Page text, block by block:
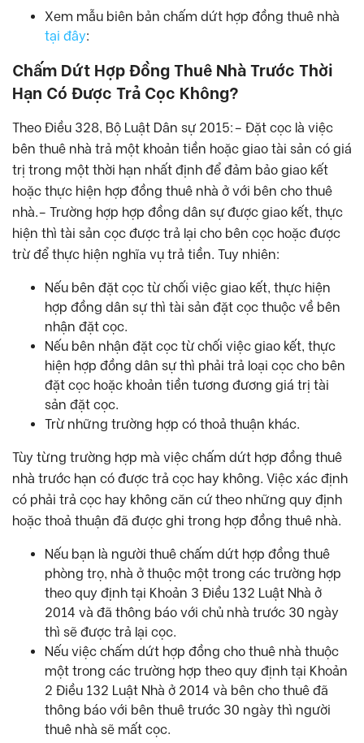
Xem mẫu biên bản chấm dứt hợp đồng thuê nhà
tại đây:
Chấm Dứt Hợp Đồng Thuê Nhà Trước Thời
Hạn Có Được Trả Cọc Không?
Theo Điều 328, Bộ Luật Dân sự 2015:– Đặt cọc là việc
bên thuê nhà trả một khoản tiền hoặc giao tài sản có giá
trị trong một thời hạn nhất định để đảm bảo giao kết
hoặc thực hiện hợp đồng thuê nhà ở với bên cho thuê
nhà.– Trường hợp hợp đồng dân sự được giao kết, thực
hiện thì tài sản cọc được trả lại cho bên cọc hoặc được
trừ để thực hiện nghĩa vụ trả tiền. Tuy nhiên:
Nếu bên đặt cọc từ chối việc giao kết, thực hiện
hợp đồng dân sự thì tài sản đặt cọc thuộc về bên
nhận đặt cọc.
Nếu bên nhận đặt cọc từ chối việc giao kết, thực
hiện hợp đồng dân sự thì phải trả loại cọc cho bên
đặt cọc hoặc khoản tiền tương đương giá trị tài
sản đặt cọc.
Trừ những trường hợp có thoả thuận khác.
Tùy từng trường hợp mà việc chấm dứt hợp đồng thuê
nhà trước hạn có được trả cọc hay không. Việc xác định
có phải trả cọc hay không căn cứ theo những quy định
hoặc thoả thuận đã được ghi trong hợp đồng thuê nhà.
Nếu bạn là người thuê chấm dứt hợp đồng thuê
phòng trọ, nhà ở thuộc một trong các trường hợp
theo quy định tại Khoản 3 Điều 132 Luật Nhà ở
2014 và đã thông báo với chủ nhà trước 30 ngày
thì sẽ được trả lại cọc.
Nếu việc chấm dứt hợp đồng cho thuê nhà thuộc
một trong các trường hợp theo quy định tại Khoản
2 Điều 132 Luật Nhà ở 2014 và bên cho thuê đã
thông báo với bên thuê trước 30 ngày thì người
thuê nhà sẽ mất cọc.